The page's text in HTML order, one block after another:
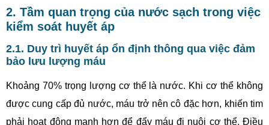
2. Tầm quan trọng của nước sạch trong việc
kiểm soát huyết áp
2.1. Duy trì huyết áp ổn định thông qua việc đảm
bảo lưu lượng máu
Khoảng 70% trọng lượng cơ thể là nước. Khi cơ thể không
được cung cấp đủ nước, máu trở nên cô đặc hơn, khiến tim
phải hoạt động mạnh hơn để đẩy máu đi nuôi cơ thể. Điều